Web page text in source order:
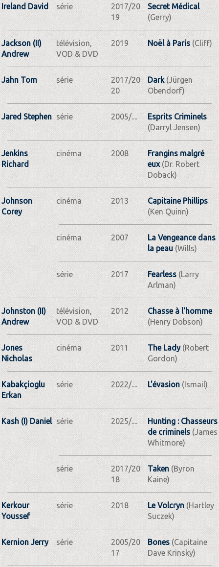
Ireland David série
2017/20
19
Secret Médical
(Gerry)
Jackson (II)
Andrew
télévision,
VOD & DVD
2019 Noël à Paris(Cliff)
Jahn Tom série
2017/20
20
Dark(Jürgen
Obendorf)
Jared Stephen série 2005/....
Esprits Criminels
(Darryl Jensen)
Jenkins
Richard
cinéma 2008
Frangins malgré
eux(Dr. Robert
Doback)
Johnson
Corey
cinéma 2013
Capitaine Phillips
(Ken Quinn)
cinéma 2007
La Vengeance dans
la peau(Wills)
série 2017 Fearless(Larry
Arlman)
Johnston (II)
Andrew
télévision,
VOD & DVD
2012
Chasse à l'homme
(Henry Dobson)
Jones
Nicholas
cinéma 2011 The Lady(Robert
Gordon)
Kabakçioglu
Erkan
série 2022/.... L'évasion(Ismail)
Kash (I) Daniel série 2025/....
Hunting : Chasseurs
de criminels(James
Whitmore)
série
2017/20
18
Taken(Byron
Kaine)
Kerkour
Youssef
série 2018 Le Volcryn(Hartley
Suczek)
Kernion Jerry série
2005/20
17
Bones(Capitaine
Dave Krinsky)